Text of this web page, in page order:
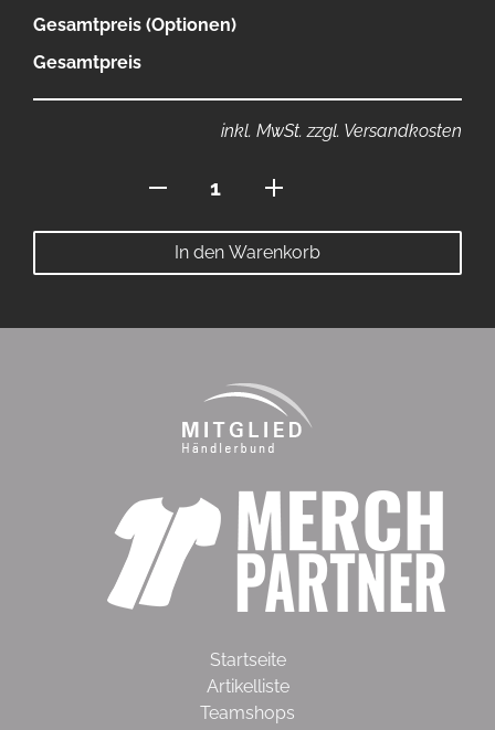
Gesamtpreis (Optionen)
Gesamtpreis
inkl. MwSt. zzgl. Versandkosten
Badelatschen
Menge
In den Warenkorb
Startseite
Artikelliste
Teamshops